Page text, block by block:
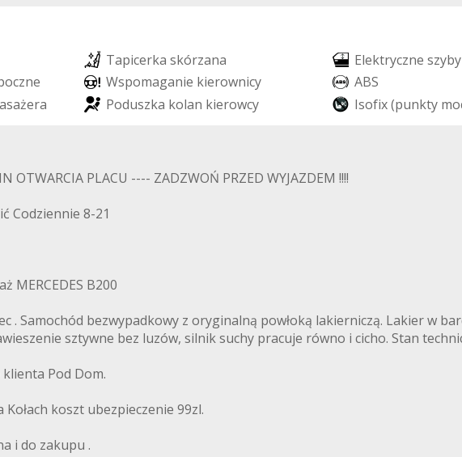
Tapicerka skórzana Elektryczne szyby
oczne Wspomaganie kierownicy ABS
asażera Poduszka kolan kierowcy Isofix(punkty mo
OTWARCIA PLACU ---- ZADZWOŃ PRZED WYJAZDEM !!!!
Codziennie 8-21
MERCEDES B200
. Samochód bezwypadkowy z oryginalną powłoką lakierniczą. Lakier w
sztywne bez luzów, silnik suchy pracuje równo i cicho. Stan
Pod Dom.
koszt ubezpieczenie 99zl.
i do zakupu .